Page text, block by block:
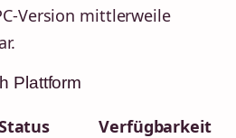
Version mittlerweile
Plattform
Verfügbarkeit